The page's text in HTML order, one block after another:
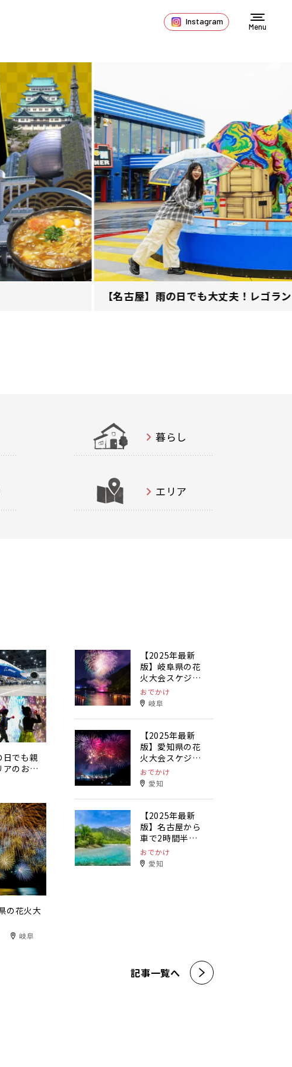
Instagram
Menu
【名古屋】雨の日でも大丈夫！レゴラ
暮らし
エリア
日でも親
アのおで
の花火大
岐阜
【2025年最新
版】岐阜県の花
火大会スケジュ
ールまとめ
おでかけ
岐阜
【2025年最新
版】愛知県の花
火大会スケジュ
ールまとめ
おでかけ
愛知
【2025年最新
版】名古屋から
車で2時間半以
内で行ける避暑
地特集！32選
おでかけ
愛知
記事一覧へ